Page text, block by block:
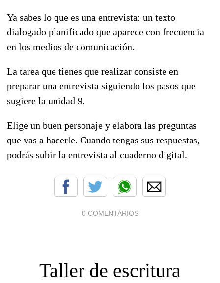
Ya sabes lo que es una entrevista: un texto
dialogado planificado que aparece con frecuencia
en los medios de comunicación.
La tarea que tienes que realizar consiste en
preparar una entrevista siguiendo los pasos que
sugiere la unidad 9.
Elige un buen personaje y elabora las preguntas
que vas a hacerle. Cuando tengas sus respuestas,
podrás subir la entrevista al cuaderno digital.
0 COMENTARIOS
Taller de escritura